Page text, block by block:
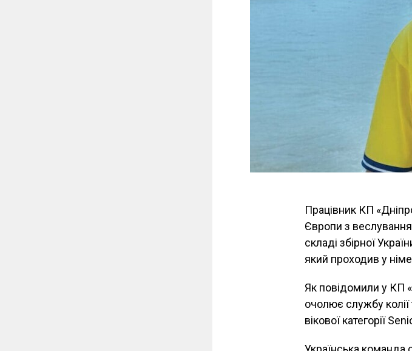
Працівник КП
Європи з
складі збірної
який проходив у
Як повідомили у КП
очолює службу
вікової категорії